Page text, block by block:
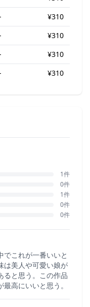
¥310
¥310
¥310
¥310
1件
0件
1件
0件
0件
でこれが一番いいと
は美人や可愛い娘が
ると思う。この作品
高にいいと思う。